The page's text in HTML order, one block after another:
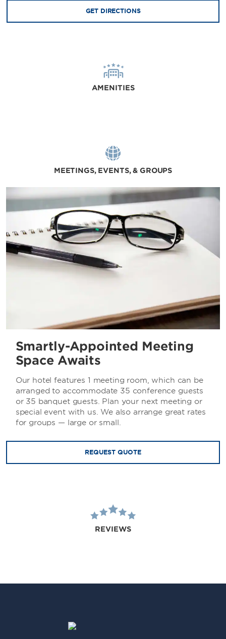
GET DIRECTIONS
AMENITIES
MEETINGS, EVENTS, & GROUPS
Smartly-Appointed Meeting
Space Awaits
Our hotel features 1 meeting room, which can be
arranged to accommodate 35 conference guests
or 35 banquet guests. Plan your next meeting or
special event with us. We also arrange great rates
for groups — large or small.
REQUEST QUOTE
REVIEWS